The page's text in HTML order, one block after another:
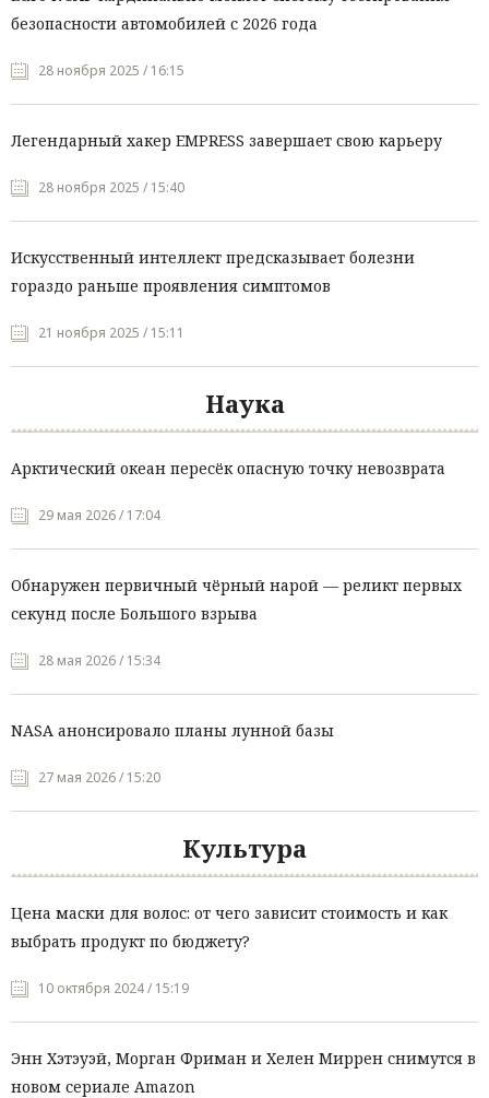
безопасности автомобилей с 2026 года
28 ноября 2025 / 16:15
Легендарный хакер EMPRESS завершает свою карьеру
28 ноября 2025 / 15:40
Искусственный интеллект предсказывает болезни
гораздо раньше проявления симптомов
21 ноября 2025 / 15:11
Наука
Арктический океан пересёк опасную точку невозврата
29 мая 2026 / 17:04
Обнаружен первичный чёрный нарой — реликт первых
секунд после Большого взрыва
28 мая 2026 / 15:34
NASA анонсировало планы лунной базы
27 мая 2026 / 15:20
Культура
Цена маски для волос: от чего зависит стоимость и как
выбрать продукт по бюджету?
10 октября 2024 / 15:19
Энн Хэтэуэй, Морган Фриман и Хелен Миррен снимутся в
новом сериале Amazon